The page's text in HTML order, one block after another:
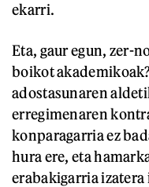
ekarri.
Eta, gaur egun, zer-
boikot
adostasunaren
erregimenaren
konparagarria ez
hura ere, eta
erabakigarria